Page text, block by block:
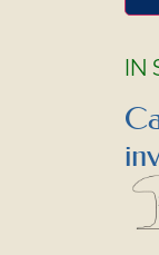
IN